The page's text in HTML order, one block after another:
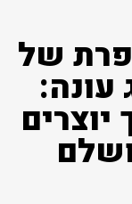
של
עונה: